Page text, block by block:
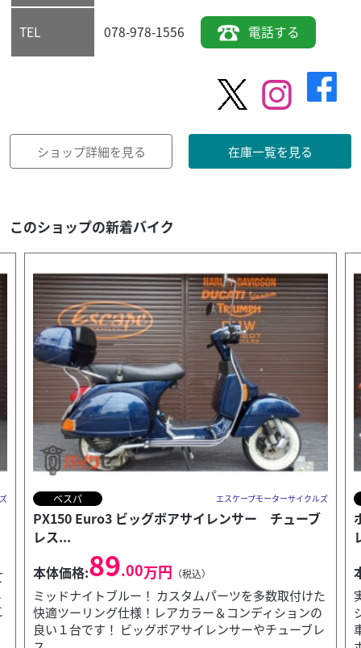
TEL 078-978-1556 電話する
ショップ詳細を見る 在庫一覧を見る
このショップの新着バイク
トライアンフ エスケープモーターサイクルズ
ボンネビルT100 パールホワイト＆タンジェリンオ
レンジ ス...
本体価格:143.00万円（税込）
実走行３１２２ｋｍ！ 希少なパールホワイト＆タン
ジェリンオレンジ！外装エンジン共に大変状態の良い
車両です！ 慣らし運転が必要なほど低走行なキャブ車